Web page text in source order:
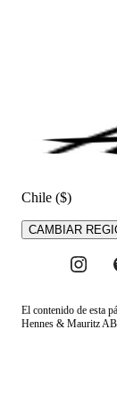
Chile ($)
CAMBIAR
El contenido de esta
Hennes & Mauritz